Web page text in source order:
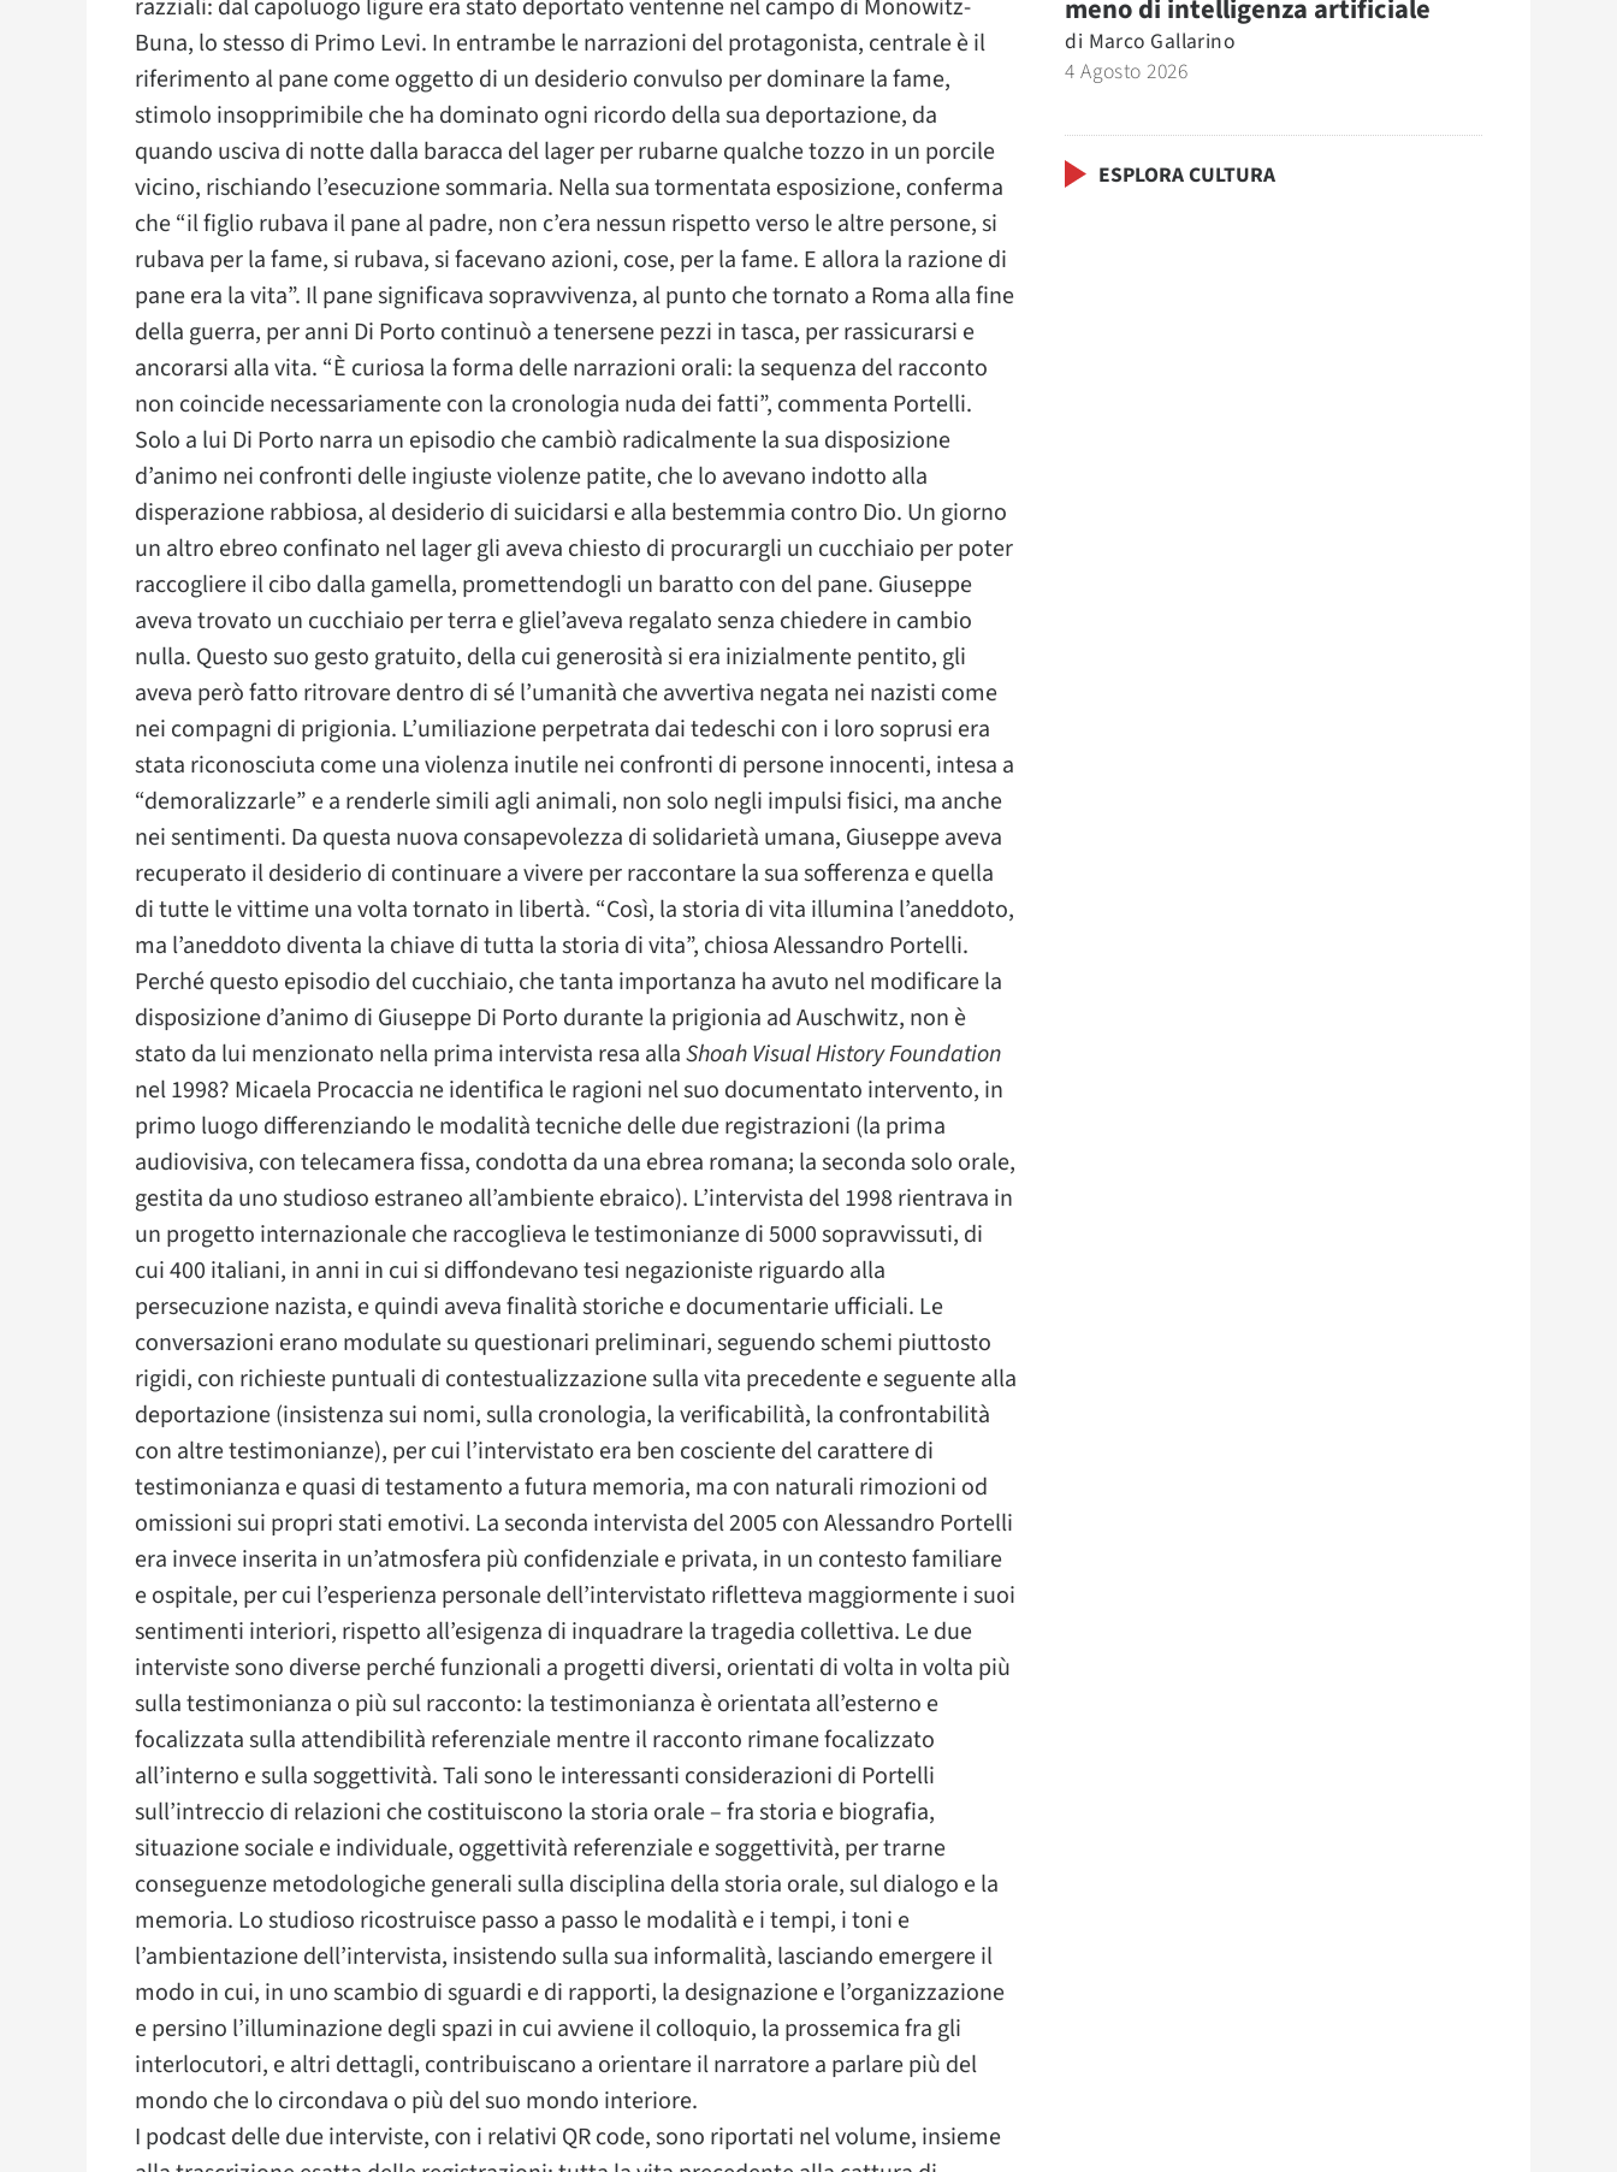
razziali: dal capoluogo ligure era stato deportato ventenne nel campo di Monowitz-
Buna, lo stesso di Primo Levi. In entrambe le narrazioni del protagonista, centrale è il
riferimento al pane come oggetto di un desiderio convulso per dominare la fame,
stimolo insopprimibile che ha dominato ogni ricordo della sua deportazione, da
quando usciva di notte dalla baracca del lager per rubarne qualche tozzo in un porcile
vicino, rischiando l’esecuzione sommaria. Nella sua tormentata esposizione, conferma
che “il figlio rubava il pane al padre, non c’era nessun rispetto verso le altre persone, si
rubava per la fame, si rubava, si facevano azioni, cose, per la fame. E allora la razione di
pane era la vita”. Il pane significava sopravvivenza, al punto che tornato a Roma alla fine
della guerra, per anni Di Porto continuò a tenersene pezzi in tasca, per rassicurarsi e
ancorarsi alla vita. “È curiosa la forma delle narrazioni orali: la sequenza del racconto
non coincide necessariamente con la cronologia nuda dei fatti”, commenta Portelli.
Solo a lui Di Porto narra un episodio che cambiò radicalmente la sua disposizione
d’animo nei confronti delle ingiuste violenze patite, che lo avevano indotto alla
disperazione rabbiosa, al desiderio di suicidarsi e alla bestemmia contro Dio. Un giorno
un altro ebreo confinato nel lager gli aveva chiesto di procurargli un cucchiaio per poter
raccogliere il cibo dalla gamella, promettendogli un baratto con del pane. Giuseppe
aveva trovato un cucchiaio per terra e gliel’aveva regalato senza chiedere in cambio
nulla. Questo suo gesto gratuito, della cui generosità si era inizialmente pentito, gli
aveva però fatto ritrovare dentro di sé l’umanità che avvertiva negata nei nazisti come
nei compagni di prigionia. L’umiliazione perpetrata dai tedeschi con i loro soprusi era
stata riconosciuta come una violenza inutile nei confronti di persone innocenti, intesa a
“demoralizzarle” e a renderle simili agli animali, non solo negli impulsi fisici, ma anche
nei sentimenti. Da questa nuova consapevolezza di solidarietà umana, Giuseppe aveva
recuperato il desiderio di continuare a vivere per raccontare la sua sofferenza e quella
di tutte le vittime una volta tornato in libertà. “Così, la storia di vita illumina l’aneddoto,
ma l’aneddoto diventa la chiave di tutta la storia di vita”, chiosa Alessandro Portelli.
Perché questo episodio del cucchiaio, che tanta importanza ha avuto nel modificare la
disposizione d’animo di Giuseppe Di Porto durante la prigionia ad Auschwitz, non è
stato da lui menzionato nella prima intervista resa allaShoah Visual History Foundation
nel 1998? Micaela Procaccia ne identifica le ragioni nel suo documentato intervento, in
primo luogo differenziando le modalità tecniche delle due registrazioni (la prima
audiovisiva, con telecamera fissa, condotta da una ebrea romana; la seconda solo orale,
gestita da uno studioso estraneo all’ambiente ebraico). L’intervista del 1998 rientrava in
un progetto internazionale che raccoglieva le testimonianze di 5000 sopravvissuti, di
cui 400 italiani, in anni in cui si diffondevano tesi negazioniste riguardo alla
persecuzione nazista, e quindi aveva finalità storiche e documentarie ufficiali. Le
conversazioni erano modulate su questionari preliminari, seguendo schemi piuttosto
rigidi, con richieste puntuali di contestualizzazione sulla vita precedente e seguente alla
deportazione (insistenza sui nomi, sulla cronologia, la verificabilità, la confrontabilità
con altre testimonianze), per cui l’intervistato era ben cosciente del carattere di
testimonianza e quasi di testamento a futura memoria, ma con naturali rimozioni od
omissioni sui propri stati emotivi. La seconda intervista del 2005 con Alessandro Portelli
era invece inserita in un’atmosfera più confidenziale e privata, in un contesto familiare
e ospitale, per cui l’esperienza personale dell’intervistato rifletteva maggiormente i suoi
sentimenti interiori, rispetto all’esigenza di inquadrare la tragedia collettiva. Le due
interviste sono diverse perché funzionali a progetti diversi, orientati di volta in volta più
sulla testimonianza o più sul racconto: la testimonianza è orientata all’esterno e
focalizzata sulla attendibilità referenziale mentre il racconto rimane focalizzato
all’interno e sulla soggettività. Tali sono le interessanti considerazioni di Portelli
sull’intreccio di relazioni che costituiscono la storia orale – fra storia e biografia,
situazione sociale e individuale, oggettività referenziale e soggettività, per trarne
conseguenze metodologiche generali sulla disciplina della storia orale, sul dialogo e la
memoria. Lo studioso ricostruisce passo a passo le modalità e i tempi, i toni e
l’ambientazione dell’intervista, insistendo sulla sua informalità, lasciando emergere il
modo in cui, in uno scambio di sguardi e di rapporti, la designazione e l’organizzazione
e persino l’illuminazione degli spazi in cui avviene il colloquio, la prossemica fra gli
interlocutori, e altri dettagli, contribuiscano a orientare il narratore a parlare più del
mondo che lo circondava o più del suo mondo interiore.
I podcast delle due interviste, con i relativi QR code, sono riportati nel volume, insieme
meno di intelligenza artificiale
di Marco Gallarino
4 Agosto 2026
ESPLORA CULTURA